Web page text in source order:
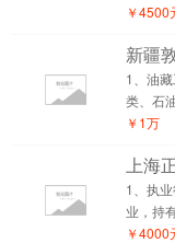
￥4500
新疆
1、油
类、石
￥1万
上海
1、执
业，持
￥4000